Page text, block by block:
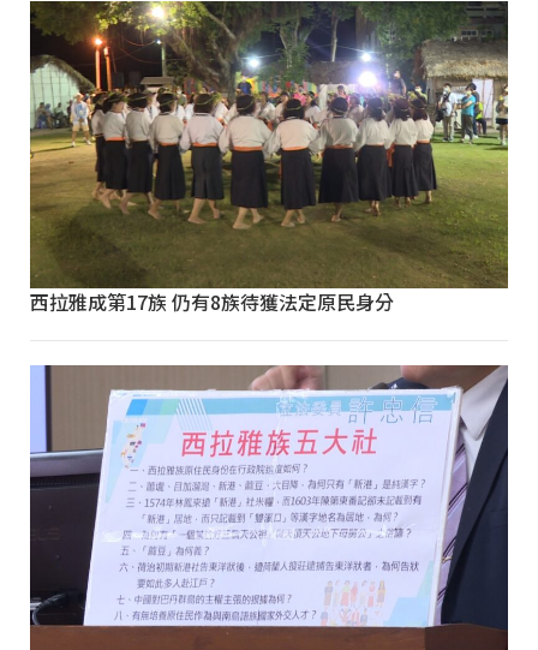
西拉雅成第17族 仍有8族待獲法定原民身分